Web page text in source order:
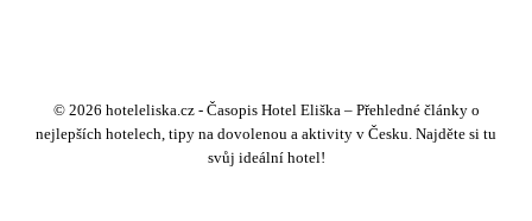
© 2026 hoteleliska.cz - Časopis Hotel Eliška – Přehledné články o
nejlepších hotelech, tipy na dovolenou a aktivity v Česku. Najděte si tu
svůj ideální hotel!